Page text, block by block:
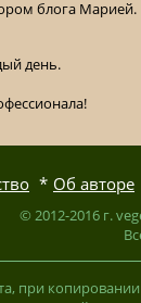
блога Марией.
день.
Об авторе
© 2012-2016 г.
при копировании